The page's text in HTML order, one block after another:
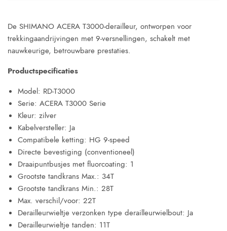
De SHIMANO ACERA T3000-derailleur, ontworpen voor
trekkingaandrijvingen met 9-versnellingen, schakelt met
nauwkeurige, betrouwbare prestaties.
Productspecificaties
Model: RD-T3000
Serie: ACERA T3000 Serie
Kleur: zilver
Kabelversteller: Ja
Compatibele ketting: HG 9-speed
Directe bevestiging (conventioneel)
Draaipuntbusjes met fluorcoating: 1
Grootste tandkrans Max.: 34T
Grootste tandkrans Min.: 28T
Max. verschil/voor: 22T
Derailleurwieltje verzonken type derailleurwielbout: Ja
Derailleurwieltje tanden: 11T